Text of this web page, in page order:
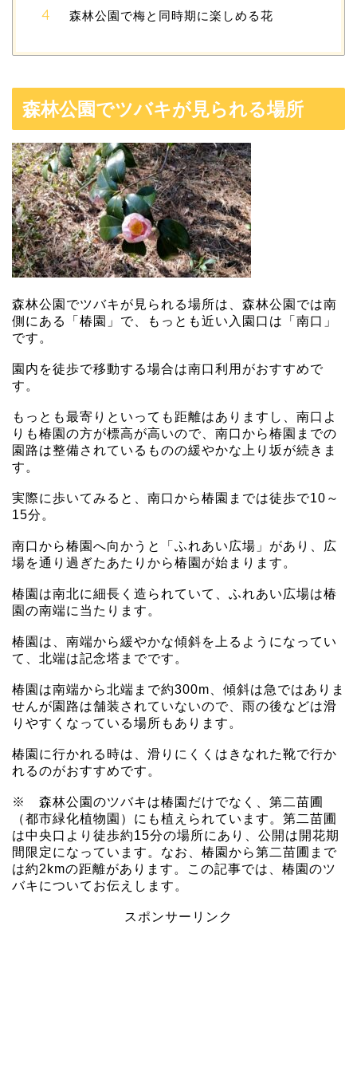
森林公園で梅と同時期に楽しめる花
森林公園でツバキが見られる場所
森林公園でツバキが見られる場所は、森林公園では南
側にある「椿園」で、もっとも近い入園口は「南口」
です。
園内を徒歩で移動する場合は南口利用がおすすめで
す。
もっとも最寄りといっても距離はありますし、南口よ
りも椿園の方が標高が高いので、南口から椿園までの
園路は整備されているものの緩やかな上り坂が続きま
す。
実際に歩いてみると、南口から椿園までは徒歩で10～
15分。
南口から椿園へ向かうと「ふれあい広場」があり、広
場を通り過ぎたあたりから椿園が始まります。
椿園は南北に細長く造られていて、ふれあい広場は椿
園の南端に当たります。
椿園は、南端から緩やかな傾斜を上るようになってい
て、北端は記念塔までです。
椿園は南端から北端まで約300m、傾斜は急ではありま
せんが園路は舗装されていないので、雨の後などは滑
りやすくなっている場所もあります。
椿園に行かれる時は、滑りにくくはきなれた靴で行か
れるのがおすすめです。
※ 森林公園のツバキは椿園だけでなく、第二苗圃
（都市緑化植物園）にも植えられています。第二苗圃
は中央口より徒歩約15分の場所にあり、公開は開花期
間限定になっています。なお、椿園から第二苗圃まで
は約2kmの距離があります。この記事では、椿園のツ
バキについてお伝えします。
スポンサーリンク